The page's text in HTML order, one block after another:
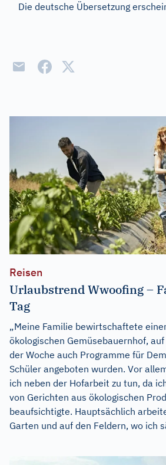
Die deutsche Übersetzung
Reisen
Urlaubstrend Wwoofing –
Tag
„Meine Familie bewirtschaftete
ökologischen Gemüsebauernhof,
der Woche auch Programme für
Schüler angeboten wurden. Vor
ich neben der Hofarbeit zu tun, da
von Gerichten aus ökologischen
beaufsichtigte. Hauptsächlich
Garten und auf den Feldern, wo ich